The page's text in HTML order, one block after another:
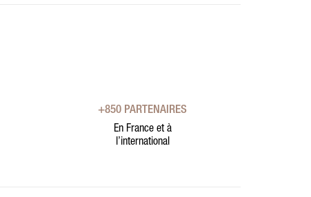
+850 PARTENAIRES
En France et à
l’international